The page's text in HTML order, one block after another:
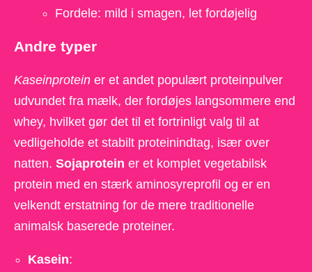
Fordele: mild i smagen, let fordøjelig
Andre typer
Kaseinprotein er et andet populært proteinpulver
udvundet fra mælk, der fordøjes langsommere end
whey, hvilket gør det til et fortrinligt valg til at
vedligeholde et stabilt proteinindtag, især over
natten. Sojaprotein er et komplet vegetabilsk
protein med en stærk aminosyreprofil og er en
velkendt erstatning for de mere traditionelle
animalsk baserede proteiner.
Kasein: